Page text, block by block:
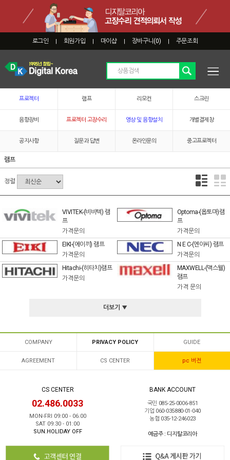
로그인 | 회원가입 | 마이샵 | 장바구니(0) | 주문조회
프로젝터 램프 리모컨 스크린
음향장비 프로젝터 고장수리 영상 및 음향설치 개별결제창
공지사항 질문과 답변 온라인문의 중고프로젝터
램프
정렬
VIVITEK-(비비텍) 램
프
가격문의
Optoma-(옵토마)램
프
가격문의
EIKI-(에이끼) 램프
가격문의
N E C-(엔이씨) 램프
가격문의
Hitachi-(히타치)램프
가격문의
MAXWELL-(맥스웰)
램프
가격 문의
더보기 ▼
COMPANY PRIVACY POLICY GUIDE
AGREEMENT CS CENTER pc 버전
CS CENTER
02.486.0033
MON-FRI 09:00 - 06:00
SAT 09:30 - 01:00
SUN.HOLIDAY OFF
BANK ACCOUNT
국민 085-25-0006-851
기업 060-035880-01-040
농협 035-12-246023
예금주 : 디지탈코리아